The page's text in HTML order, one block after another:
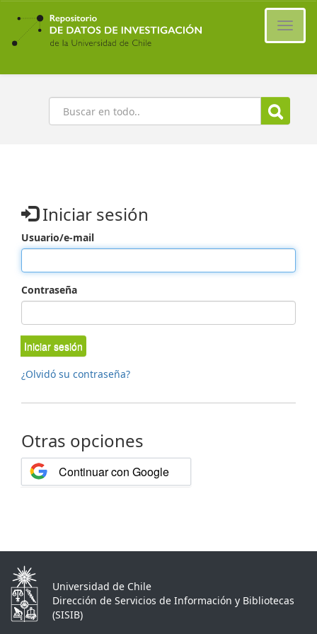
Ir
contenido
principal
Buscar
Iniciar sesión
Usuario/e-mail
Contraseña
Iniciar sesión
¿Olvidó su contraseña?
Otras opciones
Continuar con Google
Universidad de Chile
Dirección de Servicios de Información y Bibliotecas
(SISIB)